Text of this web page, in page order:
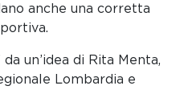
anche una corretta
un’idea di Rita Menta,
Lombardia e